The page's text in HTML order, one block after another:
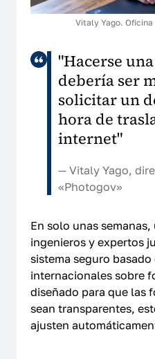
Vitaly Yago.
"Hacerse
debería ser
solicitar un
hora de
internet"
— Vitaly Yago,
«Photogov»
En solo unas
ingenieros y expertos
sistema seguro
internacionales sobre
diseñado para que las
sean transparentes,
ajusten